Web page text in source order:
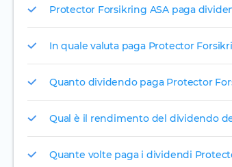
Protector Forsikring ASA paga
In quale valuta paga Protector
Quanto dividendo paga Protector
Qual è il rendimento del dividendo
Quante volte paga i dividendi